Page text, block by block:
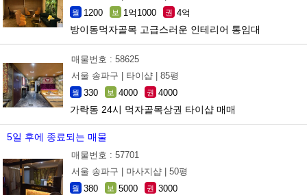
월 1200 보 1억1000 권 4억
방이동먹자골목 고급스러운 인테리어 통임대
매물번호 : 58625
서울 송파구 |
타이샵 | 85평
월 330 보 4000 권 4000
가락동 24시 먹자골목상권 타이샵 매매
5일 후에 종료되는 매물
매물번호 : 57701
서울 송파구 |
마사지샵 | 50평
월 380 보 5000 권 3000